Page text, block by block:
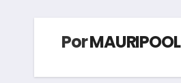
PorMAURIPOOL